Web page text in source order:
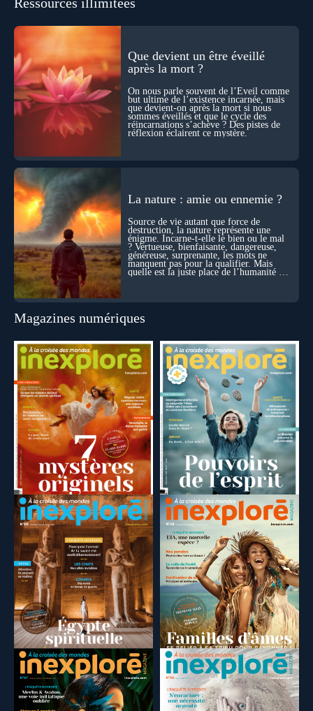
se construisent grâce à des milliers de morts cellulaires
effacements nécessaires façonnent la vie elle-même. À toutes
les échelles, la mort apparaît moins comme une rupture que
comme une logique active du vivant. Alors, la biologie peut-
elle transformer notre manière de penser la mort ? Existe-t-il
des ponts avec nos intuitions métaphysiques sur le cycle de
l’âme ? Nous en parlons avec Abdel Aouacheria, docteur en
biochimie et spécialiste de la mort cellulaire.
Que devient un être éveillé
après la mort ?
On nous parle souvent de l’Éveil comme
but ultime de l’existence incarnée, mais
que devient-on après la mort si nous
sommes éveillés et que le cycle des
réincarnations s’achève ? Des pistes de
réflexion éclairent ce mystère.
La nature : amie ou ennemie ?
Source de vie autant que force de
destruction, la nature représente une
énigme. Incarne-t-elle le bien ou le mal
? Vertueuse, bienfaisante, dangereuse,
généreuse, surprenante, les mots ne
manquent pas pour la qualifier. Mais
quelle est la juste place de l’humanité au
Magazines numériques